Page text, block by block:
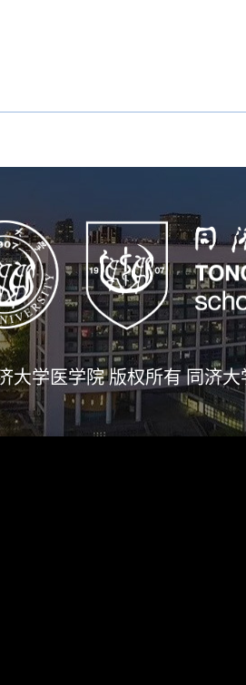
大学医学院 版权所有 同济